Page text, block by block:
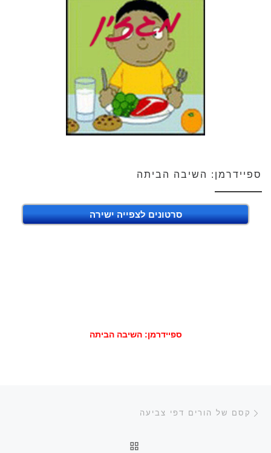
ספיידרמן: השיבה הביתה
סרטונים לצפייה ישירה
ספיידרמן: השיבה הביתה
ניווט בפוסטים
קסם של הורים דפי צביעה
חזרה לרשימת הפוסטים